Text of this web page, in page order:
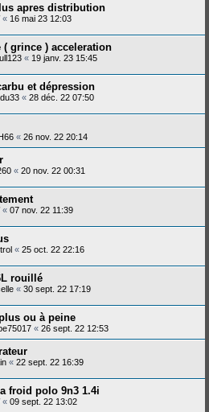
apres distribution
« 16 mai 23 12:03
grince ) acceleration
« 19 janv. 23 15:45
et dépression
« 28 déc. 22 07:50
« 26 nov. 22 20:14
« 20 nov. 22 00:31
« 07 nov. 22 11:39
« 25 oct. 22 22:16
rouillé
« 30 sept. 22 17:19
ou à peine
« 26 sept. 22 12:53
« 22 sept. 22 16:39
froid polo 9n3 1.4i
« 09 sept. 22 13:02